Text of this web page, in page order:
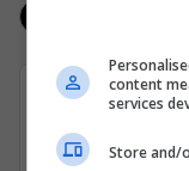
ALTINBAS
content
services
Store and/